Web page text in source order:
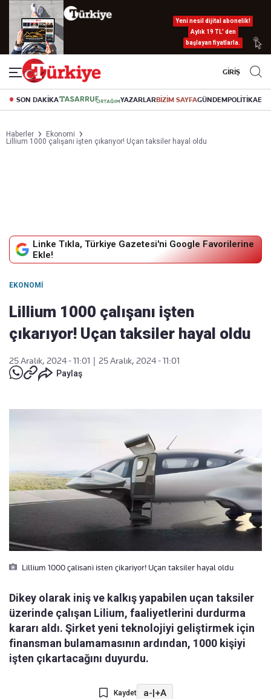
Yeni nesil dijital abonelik!
Aylık 19 TL’ den
başlayan fiyatlarla.
GİRİŞ
SON DAKİKA YAZARLARBİZİM SAYFAGÜNDEMPOLİTİKA
Haberler
Ekonomi
Lillium 1000 çalışanı işten çıkarıyor! Uçan taksiler hayal oldu
Linke Tıkla, Türkiye Gazetesi'ni Google Favorilerine
Ekle!
EKONOMI
Lillium 1000 çalışanı işten
çıkarıyor! Uçan taksiler hayal oldu
25 Aralık, 2024 - 11:01
25 Aralık, 2024 - 11:01
Paylaş
Lillium 1000 çalisani isten çikariyor! Uçan taksiler hayal oldu
Dikey olarak iniş ve kalkış yapabilen uçan taksiler
üzerinde çalışan Lilium, faaliyetlerini durdurma
kararı aldı. Şirket yeni teknolojiyi geliştirmek için
finansman bulamamasının ardından, 1000 kişiyi
işten çıkartacağını duyurdu.
Kaydet a-|+A